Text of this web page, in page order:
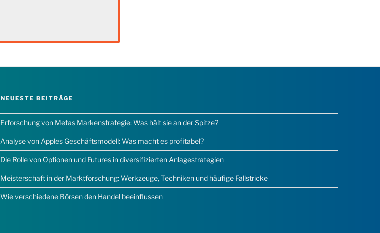
NEUESTE BEITRÄGE
Erforschung von Metas Markenstrategie: Was hält sie an der Spitze?
Analyse von Apples Geschäftsmodell: Was macht es profitabel?
Die Rolle von Optionen und Futures in diversifizierten Anlagestrategien
Meisterschaft in der Marktforschung: Werkzeuge, Techniken und häufige Fallstricke
Wie verschiedene Börsen den Handel beeinflussen